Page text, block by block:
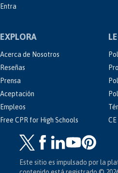
Entra
EXPLORA
Acerca de Nosotros
Reseñas
Prensa
Aceptación
Empleos
Free CPR for High Schools
Este sitio es impulsado por la